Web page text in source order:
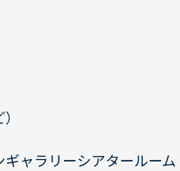
ャラリーシアタールー